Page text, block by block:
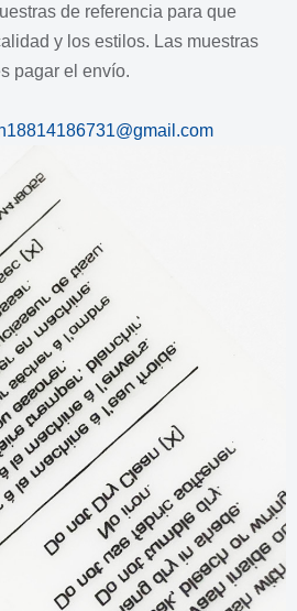
de referencia para que
y los estilos. Las muestras
pagar el envío.